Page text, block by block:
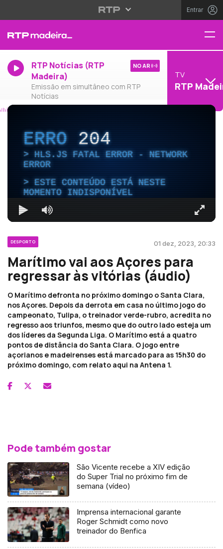
Entrar
RTP Notícias (RTP
Madeira)
Emissão em simultâneo com RTP
Notícias
NO AR
TV
RTP
ERRO204
HLS.JS FATAL ERROR - NETWORK
ERROR
ESTE CONTEÚDO ESTÁ NESTE
MOMENTO INDISPONÍVEL
DESPORTO 01 dez, 2023, 20:33
Marítimo vai aos Açores para
regressar às vitórias (áudio)
O Marítimo defronta no próximo domingo o Santa Clara,
nos Açores. Depois da derrota em casa no último jogo do
campeonato, Tulipa, o treinador verde-rubro, acredita no
regresso aos triunfos, mesmo que do outro lado esteja um
dos líderes da Segunda Liga. O Marítimo está a quatro
pontos de distância do Santa Clara. O jogo entre
açorianos e madeirenses está marcado para as 15h30 do
próximo domingo, com relato aqui na Antena 1.
Pode também gostar
São Vicente recebe a XIV edição
do Super Trial no próximo fim de
semana (vídeo)
Imprensa internacional garante
Roger Schmidt como novo
treinador do Benfica